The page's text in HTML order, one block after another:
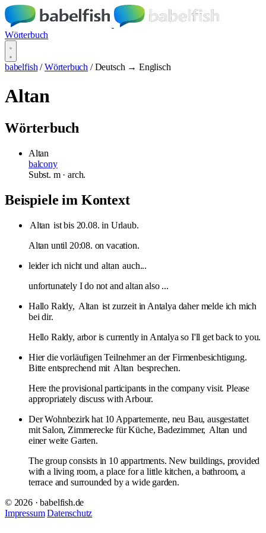
Wörterbuch
babelfish / Wörterbuch / Deutsch → Englisch
Altan
Wörterbuch
Altan
balcony
Subst. m· arch.
Beispiele im Kontext
Altan ist bis 20.08. in Urlaub.
Altan until 20:08. on vacation.
leider ich nicht und altan auch...
unfortunately I do not and altan also ...
Hallo Raldy, Altan ist zurzeit in Antalya daher melde ich mich
bei dir.
Hello Raldy, arbor is currently in Antalya so I'll get back to you.
Hier die vorläufigen Teilnehmer an der Firmenbesichtigung.
Bitte entsprechend mit Altan besprechen.
Here the provisional participants in the company visit. Please
appropriately discuss with Arbour.
Der Wohnbezirk hat 10 Appartemente, neu Bau, ausgestattet
mit Salon, Zimmerecke für Küche, Badezimmer, Altan und
einer weite Garten.
The group consists in 10 appartments. New buildings, provided
with a living room, a place for a little kitchen, a bathroom, a
terrace and surrounded by a wide garden.
© 2026 · babelfish.de
Impressum Datenschutz